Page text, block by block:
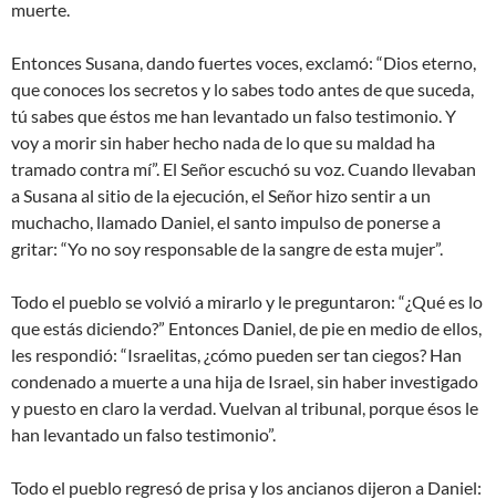
muerte.
Entonces Susana, dando fuertes voces, exclamó: “Dios eterno,
que conoces los secretos y lo sabes todo antes de que suceda,
tú sabes que éstos me han levantado un falso testimonio. Y
voy a morir sin haber hecho nada de lo que su maldad ha
tramado contra mí”. El Señor escuchó su voz. Cuando llevaban
a Susana al sitio de la ejecución, el Señor hizo sentir a un
muchacho, llamado Daniel, el santo impulso de ponerse a
gritar: “Yo no soy responsable de la sangre de esta mujer”.
Todo el pueblo se volvió a mirarlo y le preguntaron: “¿Qué es lo
que estás diciendo?” Entonces Daniel, de pie en medio de ellos,
les respondió: “Israelitas, ¿cómo pueden ser tan ciegos? Han
condenado a muerte a una hija de Israel, sin haber investigado
y puesto en claro la verdad. Vuelvan al tribunal, porque ésos le
han levantado un falso testimonio”.
Todo el pueblo regresó de prisa y los ancianos dijeron a Daniel: